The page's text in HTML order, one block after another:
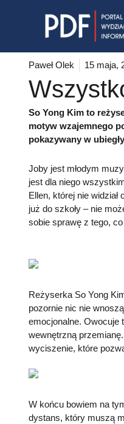
Paweł Olek 15 maja,
So Yong Kim to
motyw wzajemnego
pokazywany w
Joby jest młodym
jest dla niego
Ellen, której nie
już do szkoły – nie
sobie sprawę z tego,
Reżyserka So Yong
pozornie nic nie
emocjonalne. Owocuje
wewnętrzną
wyciszenie, które
W końcu bowiem na
dystans, który muszą